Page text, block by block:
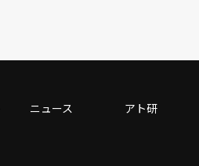
ニュース アト研